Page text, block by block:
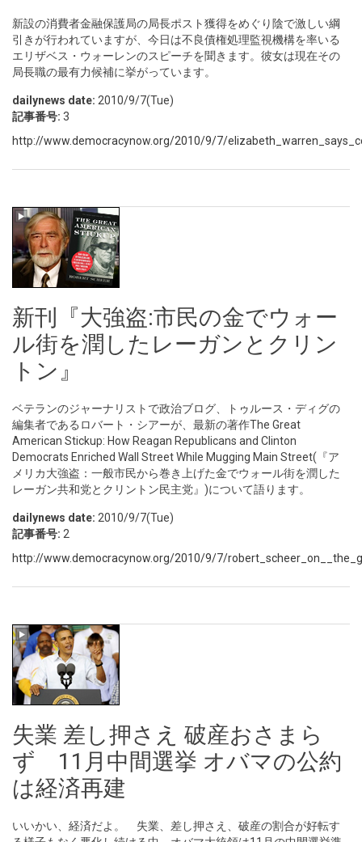
新設の消費者金融保護局の局長ポスト獲得をめぐり陰で激しい綱
引きが行われていますが、今日は不良債権処理監視機構を率いる
エリザベス・ウォーレンのスピーチを聞きます。彼女は現在その
局長職の最有力候補に挙がっています。
dailynews date: 2010/9/7(Tue)
記事番号: 3
http://www.democracynow.org/2010/9/7/
新刊『大強盗:市民の金でウォー
ル街を潤したレーガンとクリン
トン』
ベテランのジャーナリストで政治ブログ、トゥルース・ディグの
編集者であるロバート・シアーが、最新の著作The Great
American Stickup: How Reagan Republicans and Clinton
Democrats Enriched Wall Street While Mugging Main Street(『ア
メリカ大強盗：一般市民から巻き上げた金でウォール街を潤した
レーガン共和党とクリントン民主党』)について語ります。
dailynews date: 2010/9/7(Tue)
記事番号: 2
http://www.democracynow.org/2010/9/7/
失業 差し押さえ 破産おさまら
ず 11月中間選挙 オバマの公約
は経済再建
いいかい、経済だよ。 失業、差し押さえ、破産の割合が好転す